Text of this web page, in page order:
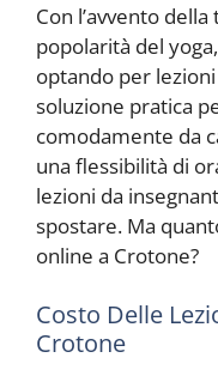
Con l’avvento
popolarità del
optando per
soluzione pratica
comodamente da
una flessibilità di
lezioni da
spostare. Ma
online a Crotone?
Costo Delle
Crotone